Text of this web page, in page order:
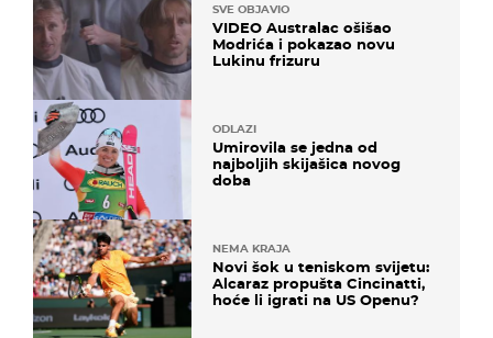
SVE OBJAVIO
VIDEO Australac ošišao
Modrića i pokazao novu
Lukinu frizuru
ODLAZI
Umirovila se jedna od
najboljih skijašica novog
doba
NEMA KRAJA
Novi šok u teniskom svijetu:
Alcaraz propušta Cincinatti,
hoće li igrati na US Openu?